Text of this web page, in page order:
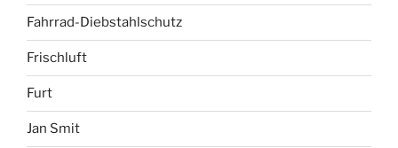
Fahrrad-Diebstahlschutz
Frischluft
Furt
Jan Smit